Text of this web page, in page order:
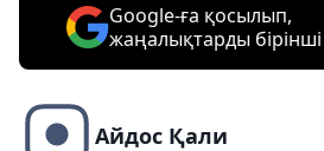
Google-ға қосылып,
жаңалықтарды
Айдос Қали